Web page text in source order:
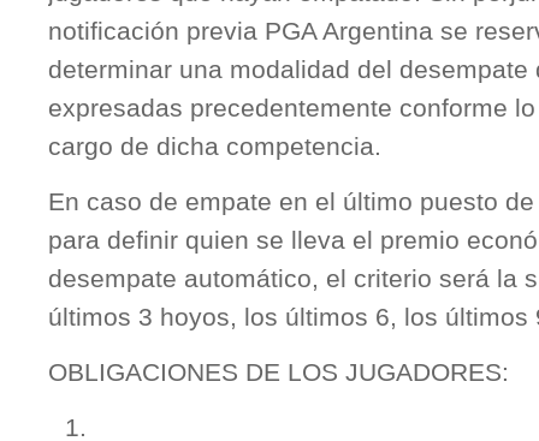
notificación previa PGA Argentina se
determinar una modalidad del desempate
expresadas precedentemente conforme
cargo de dicha competencia.
En caso de empate en el último puesto
para definir quien se lleva el premio
desempate automático, el criterio será la
últimos 3 hoyos, los últimos 6, los últimos
OBLIGACIONES DE LOS JUGADORES: